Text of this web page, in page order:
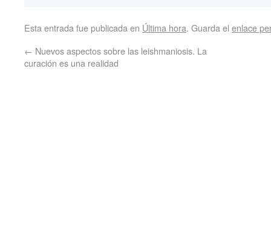
Esta entrada fue publicada en Última hora. Guarda el enlace
← Nuevos aspectos sobre las leishmaniosis. La
curación es una realidad